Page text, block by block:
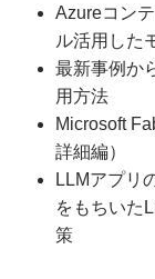
Azureコン
ル活用した
最新事例か
用方法
Microsoft
詳細編）
LLMアプリ
をもちいた
策